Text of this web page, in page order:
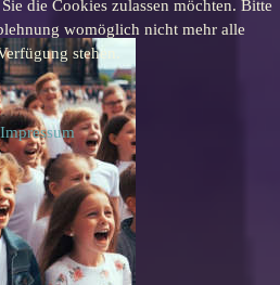
die Cookies zulassen möchten. Bitte
womöglich nicht mehr alle
stehen.
Impressum